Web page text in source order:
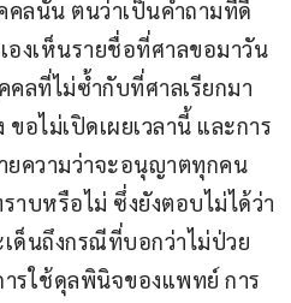
คลนั้น ตนว่าเป็นคำถามที่ดี
องเห็นรายชื่อที่ศาลขอมาวัน
คลที่ไม่ซ้ำกับที่ศาลเรียกมา
อไม่เปิดเผยเวลานี้ และการ
ยความว่าจะอนุญาตทุกคน
าบหรือไม่ ซึ่งยังตอบไม่ได้ว่า
ด็นถึงกรณีที่บอกว่าไม่ป่วย
รใช้ดุลพินิจของแพทย์ การ